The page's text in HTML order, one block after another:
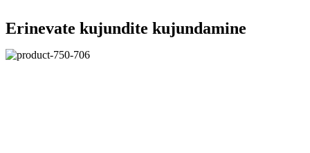
Erinevate kujundite kujundamine